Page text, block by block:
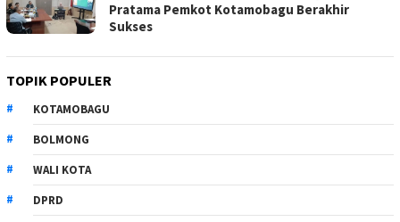
Pratama Pemkot Kotamobagu Berakhir
Sukses
TOPIK POPULER
KOTAMOBAGU
BOLMONG
WALI KOTA
DPRD